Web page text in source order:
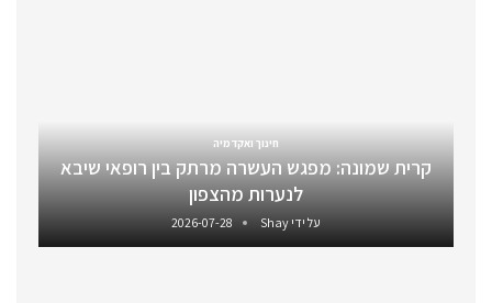
חינוך ואקדמיה
קרית שמונה: מפגש העשרה מרתק בין רופאי שיבא
לנערות מהצפון
על ידי Shay
2026-07-28